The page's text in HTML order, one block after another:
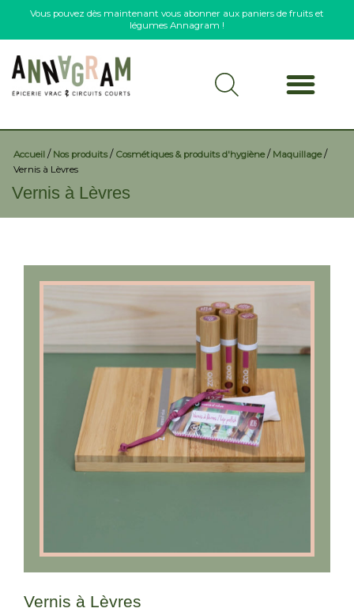
Accueil / Nos produits/ Cosmétiques & produits d'hygiène/ Maquillage/
Vernis à Lèvres
Vernis à Lèvres
Vernis à Lèvres
Vous pouvez dès maintenant vous abonner aux paniers de fruits et
légumes Annagram !